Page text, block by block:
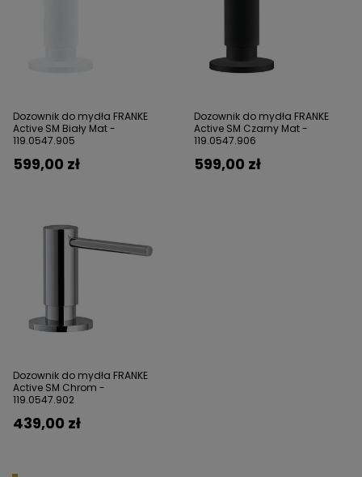
Dozownik do mydła FRANKE
Active SM Biały Mat -
119.0547.905
599,00 zł
Dozownik do mydła FRANKE
Active SM Czarny Mat -
119.0547.906
599,00 zł
Dozownik do mydła FRANKE
Active SM Chrom -
119.0547.902
439,00 zł